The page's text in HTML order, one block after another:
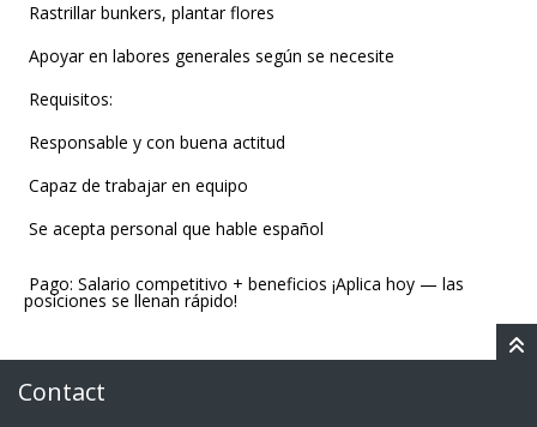
Rastrillar bunkers, plantar flores
Apoyar en labores generales según se necesite
Requisitos:
Responsable y con buena actitud
Capaz de trabajar en equipo
Se acepta personal que hable español
Pago: Salario competitivo + beneficios ¡Aplica hoy — las
posiciones se llenan rápido!
Contact